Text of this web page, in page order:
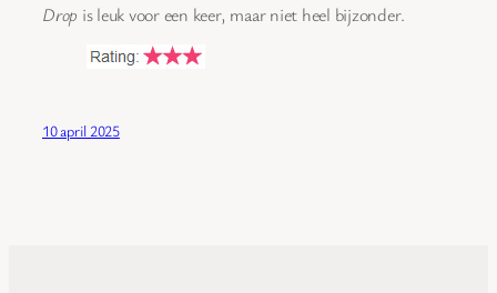
Drop is leuk voor een keer, maar niet heel bijzonder.
10 april 2025